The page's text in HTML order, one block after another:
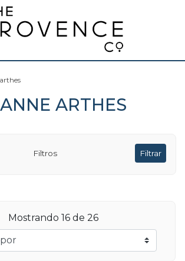
ARTHES
Filtros Filtrar
Mostrando 16de 26